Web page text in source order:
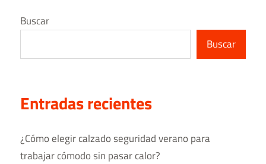
Buscar
Buscar
Entradas recientes
¿Cómo elegir calzado seguridad verano para
trabajar cómodo sin pasar calor?